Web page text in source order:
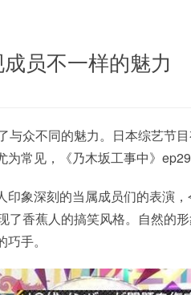
员不一样的魅力
与众不同的魅力。日本综艺节
常见，《乃木坂工事中》
象深刻的当属成员们的表演，
了香蕉人的搞笑风格。自然的
手。